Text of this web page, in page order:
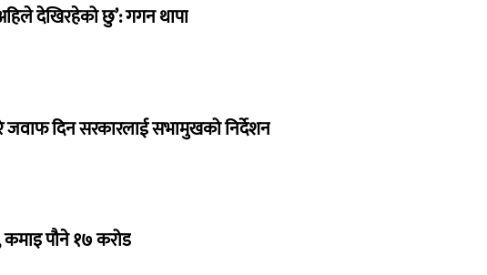
देखिरहेको छु’: गगन थापा
जवाफ दिन सरकारलाई सभामुखको निर्देशन
कमाइ पौने १७ करोड